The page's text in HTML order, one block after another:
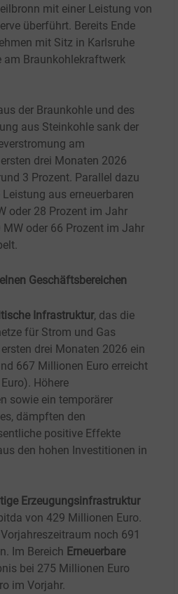
mit einer Leistung von
überführt. Bereits Ende
mit Sitz in Karlsruhe
am Braunkohlekraftwerk
der Braunkohle und des
aus Steinkohle sank der
am
drei Monaten 2026
3 Prozent. Parallel dazu
aus erneuerbaren
oder 28 Prozent im Jahr
MW oder 66 Prozent im Jahr
Geschäftsbereichen
Infrastruktur, das die
für Strom und Gas
drei Monaten 2026 ein
667 Millionen Euro erreicht
Höhere
sowie ein temporärer
dämpften den
positive Effekte
den hohen Investitionen in
Erzeugungsinfrastruktur
von 429 Millionen Euro.
noch 691
Im Bereich Erneuerbare
bei 275 Millionen Euro
im Vorjahr.